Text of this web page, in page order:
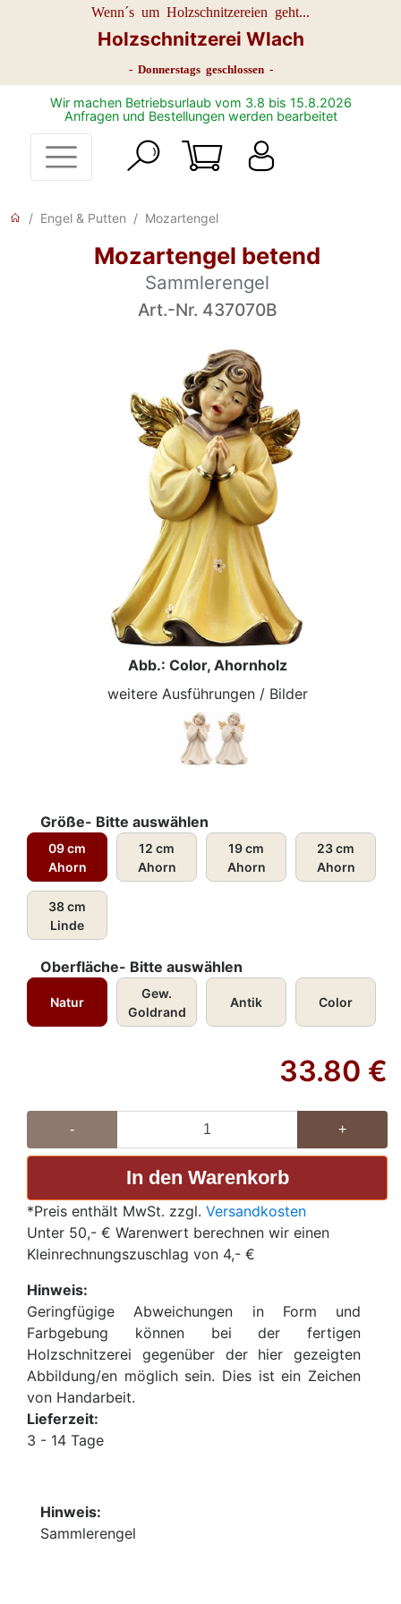
Wenn´s um Holzschnitzereien geht...
Holzschnitzerei Wlach
- Donnerstags geschlossen -
Wir machen Betriebsurlaub vom 3.8 bis 15.8.2026
Anfragen und Bestellungen werden bearbeitet
Engel & Putten Mozartengel
Mozartengel betend
Sammlerengel
Art.-Nr. 437070B
Abb.: Color, Ahornholz
weitere Ausführungen / Bilder
Größe- Bitte auswählen
09 cm
Ahorn
12 cm
Ahorn
19 cm
Ahorn
23 cm
Ahorn
38 cm
Linde
Oberfläche- Bitte auswählen
Natur
Gew.
Goldrand
Antik Color
33.80 €
- +
*Preis enthält MwSt. zzgl. Versandkosten
Unter 50,- € Warenwert berechnen wir einen
Kleinrechnungszuschlag von 4,- €
Hinweis:
Geringfügige Abweichungen in Form und
Farbgebung können bei der fertigen
Holzschnitzerei gegenüber der hier gezeigten
Abbildung/en möglich sein. Dies ist ein Zeichen
von Handarbeit.
Lieferzeit:
3 - 14 Tage
Hinweis:
Sammlerengel